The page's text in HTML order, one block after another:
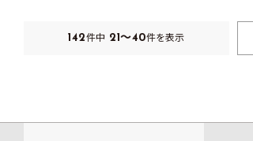
142件中 21～40件を表示